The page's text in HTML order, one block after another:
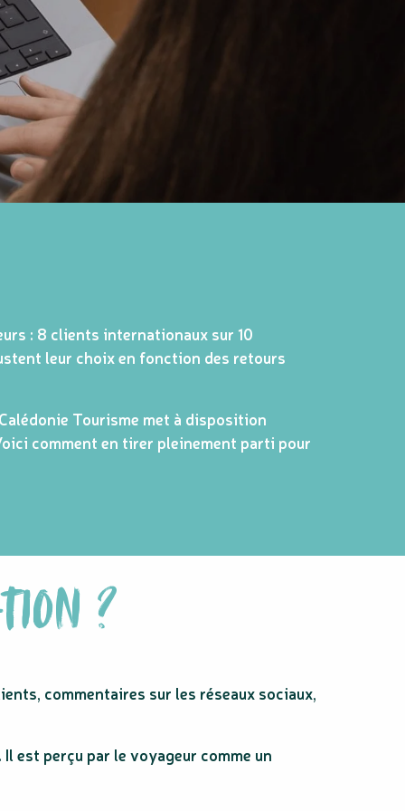
: 8 clients internationaux sur 10
leur choix en fonction des retours
Tourisme met à disposition
comment en tirer pleinement parti pour
?
commentaires sur les réseaux sociaux,
est perçu par le voyageur comme un